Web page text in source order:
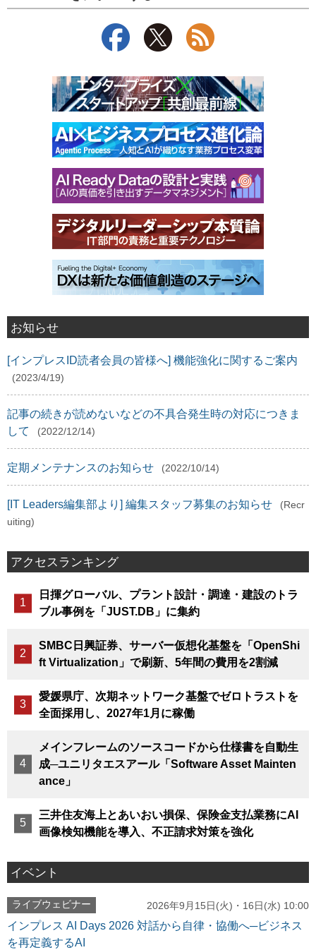
お知らせ
[インプレスID読者会員の皆様へ] 機能強化に関するご案内
(2023/4/19)
記事の続きが読めないなどの不具合発生時の対応につきま
して
(2022/12/14)
定期メンテナンスのお知らせ (2022/10/14)
[IT Leaders編集部より] 編集スタッフ募集のお知らせ
(Recr
uiting)
アクセスランキング
日揮グローバル、プラント設計・調達・建設のトラ
ブル事例を「JUST.DB」に集約
SMBC日興証券、サーバー仮想化基盤を「OpenShi
ft Virtualization」で刷新、5年間の費用を2割減
愛媛県庁、次期ネットワーク基盤でゼロトラストを
全面採用し、2027年1月に稼働
メインフレームのソースコードから仕様書を自動生
成─ユニリタエスアール「Software Asset Mainten
ance」
三井住友海上とあいおい損保、保険金支払業務にAI
画像検知機能を導入、不正請求対策を強化
イベント
ライブウェビナー 2026年9月15日(火)・16日(水) 10:00
インプレス AI Days 2026 対話から自律・協働へ─ビジネス
を再定義するAI